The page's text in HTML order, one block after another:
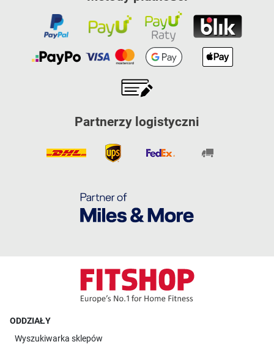
Partnerzy logistyczni
ODDZIAŁY
Wyszukiwarka sklepów